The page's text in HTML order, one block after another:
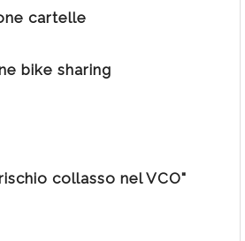
cartelle
bike sharing
collasso nel VCO"